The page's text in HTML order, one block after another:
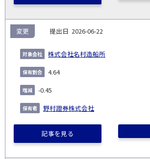
2026-06-22
株式会社名村造船所
変更
4.64
-0.45
野村證券株式会社
記事を見る